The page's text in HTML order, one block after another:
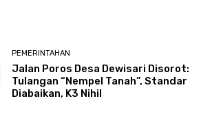
PEMERINTAHAN
Jalan Poros Desa Dewisari Disorot:
Tulangan “Nempel Tanah”, Standar
Diabaikan, K3 Nihil